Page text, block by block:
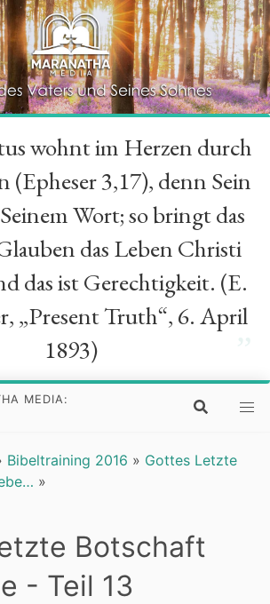
wohnt im Herzen durch
(Epheser 3,17), denn Sein
Wort; so bringt das
das Leben Christi
das ist Gerechtigkeit. (E.
„Present Truth“, 6. April
1893)
MEDIA:
Bibeltraining 2016 » Gottes Letzte
»
Botschaft
- Teil 13